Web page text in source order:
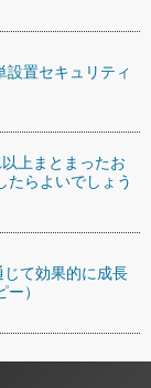
置セキュリティ
上まとまったお
たらよいでしょう
て効果的に成長
）